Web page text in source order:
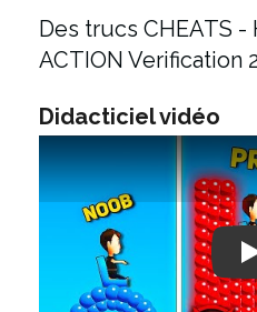
Des trucs CHEATS -
ACTION Verification
Didacticiel vidéo